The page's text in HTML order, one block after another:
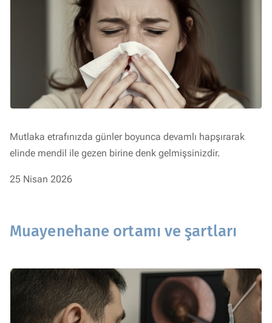
Mutlaka etrafınızda günler boyunca devamlı hapşırarak
elinde mendil ile gezen birine denk gelmişsinizdir.
25 Nisan 2026
Muayenehane ortamı ve şartları